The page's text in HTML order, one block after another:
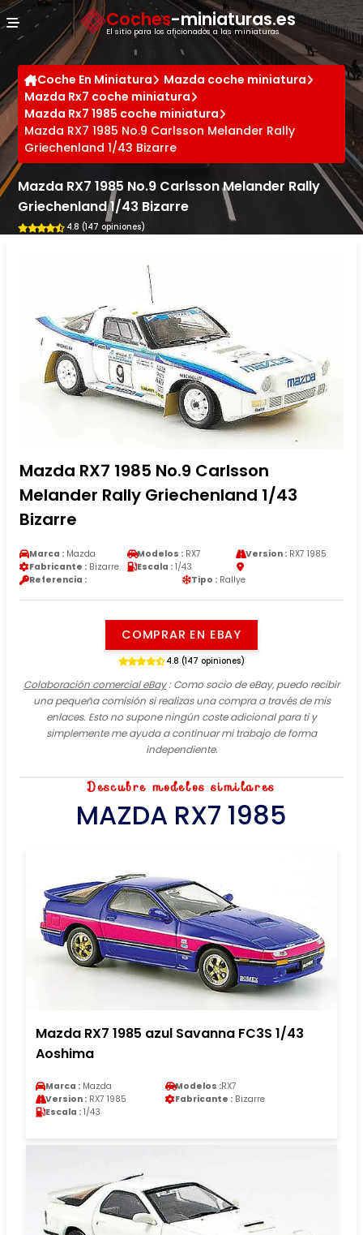
Coches-miniaturas.es
El sitio para los aficionados a las miniaturas
Coche En Miniatura
Mazda coche miniatura
Mazda Rx7 coche miniatura
Mazda Rx7 1985 coche miniatura
Mazda RX7 1985 No.9 Carlsson Melander Rally
Griechenland 1/43 Bizarre
Mazda RX7 1985 No.9 Carlsson Melander Rally
Griechenland 1/43 Bizarre
4.8 (147 opiniones)
Mazda RX7 1985 No.9 Carlsson
Melander Rally Griechenland 1/43
Bizarre
Marca : Mazda Modelos : RX7 Version :RX7 1985
Fabricante : Bizarre Escala : 1/43
Referencia :
Tipo : Rallye
COMPRAR EN EBAY
4.8 (147 opiniones)
Colaboración comercial eBay: Como socio de eBay, puedo recibir
una pequeña comisión si realizas una compra a través de mis
enlaces. Esto no supone ningún coste adicional para ti y
simplemente me ayuda a continuar mi trabajo de forma
independiente.
Descubre modelos similares
MAZDA RX7 1985
Mazda RX7 1985 azul Savanna FC3S 1/43
Aoshima
Marca : Mazda Modelos :RX7
Version : RX7 1985 Fabricante : Bizarre
Escala : 1/43
Panel de gestión de cookies